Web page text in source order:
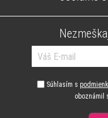
Súhlasím s
oboznámil